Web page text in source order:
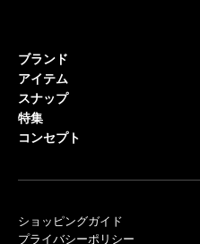
ブランド
アイテム
スナップ
特集
コンセプト
ショッピングガイド
プライバシーポリシー